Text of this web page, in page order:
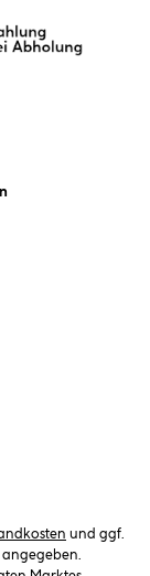
und ggf.